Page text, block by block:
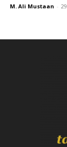
M. Ali Mustaan -